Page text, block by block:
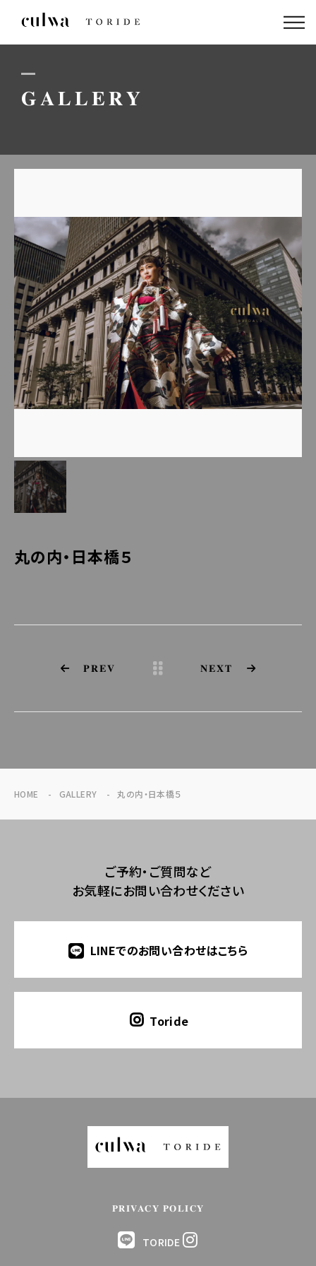
GALLERY
丸の内・日本橋５
PREV NEXT
HOME GALLERY 丸の内・日本橋５
ご予約・ご質問など
お気軽にお問い合わせください
LINEでのお問い合わせはこちら
Toride
PRIVACY POLICY
TORIDE
ABOUT US
PACKAGE
STAFF
BLOG
LINEでのお問い合わせはこちら